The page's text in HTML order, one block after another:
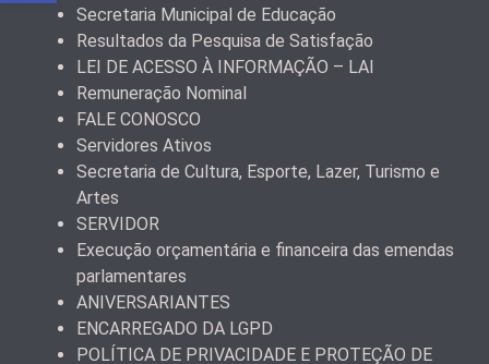
Secretaria Municipal de Educação
Resultados da Pesquisa de Satisfação
LEI DE ACESSO À INFORMAÇÃO – LAI
Remuneração Nominal
FALE CONOSCO
Servidores Ativos
Secretaria de Cultura, Esporte, Lazer, Turismo e
Artes
SERVIDOR
Execução orçamentária e financeira das emendas
parlamentares
ANIVERSARIANTES
ENCARREGADO DA LGPD
POLÍTICA DE PRIVACIDADE E PROTEÇÃO DE